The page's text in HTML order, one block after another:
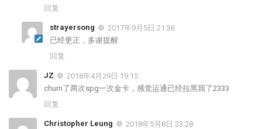
回复
strayersong
2017年9月5日 21:36
已经更正，多谢提醒
回复
JZ
2018年4月29日 19:15
churn了两次spg一次金卡，感觉运通已经拉黑我了2333
回复
Christopher Leung
2018年5月8日 23:28